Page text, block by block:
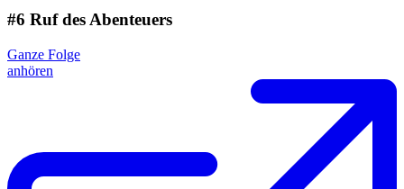
#6 Ruf des Abenteuers
Ganze Folge
anhören